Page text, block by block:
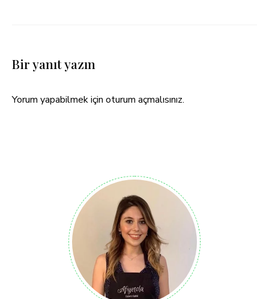
Bir yanıt yazın
Yorum yapabilmek için oturum açmalısınız.